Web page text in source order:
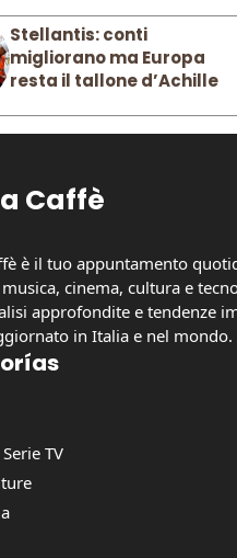
Stellantis: conti
migliorano ma Europa
resta il tallone d’Achille
Caffè
è il tuo appuntamento
cinema, cultura e
approfondite e tendenze
in Italia e nel mondo.
TV